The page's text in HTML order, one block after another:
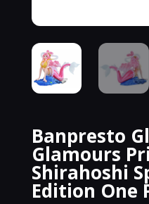
Banpresto
Glamours
Shirahoshi
Edition One